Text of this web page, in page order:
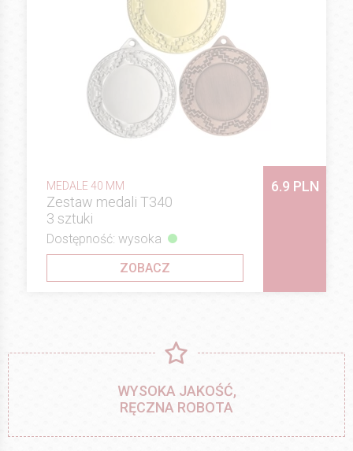
MEDALE 40 MM
Zestaw medali T340
3 sztuki
6.9 PLN
Dostępność: wysoka
ZOBACZ
WYSOKA JAKOŚĆ,
RĘCZNA ROBOTA